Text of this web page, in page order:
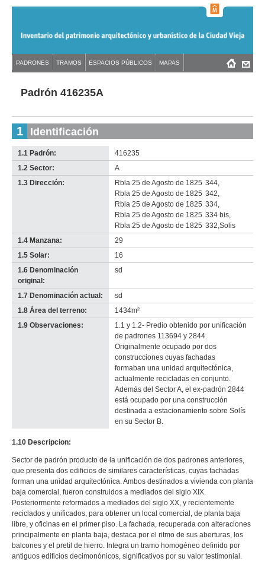
navigation
Back
topPadrón 416235A
1 Identificación
1.1 Padrón:
416235
1.2 Sector:
A
1.3 Dirección:
Rbla 25 de Agosto de 1825 344,
Rbla 25 de Agosto de 1825 342,
Rbla 25 de Agosto de 1825 334,
Rbla 25 de Agosto de 1825 334 bis,
Rbla 25 de Agosto de 1825 332,Solis
1.4 Manzana:
29
1.5 Solar:
16
1.6 Denominación
original:
sd
1.7 Denominación actual:
sd
1.8 Área del terreno:
1434m²
1.9 Observaciones:
1.1 y 1.2- Predio obtenido por unificación
de padrones 113694 y 2844.
Originalmente ocupado por dos
construcciones cuyas fachadas
formaban una unidad arquitectónica,
actualmente recicladas en conjunto.
Además del Sector A, el ex-padrón 2844
está ocupado por una construcción
destinada a estacionamiento sobre Solís
en su Sector B.
1.10 Descripcion:
Sector de padrón producto de la unificación de dos padrones anteriores,
que presenta dos edificios de similares características, cuyas fachadas
forman una unidad arquitectónica. Ambos destinados a vivienda con planta
baja comercial, fueron construidos a mediados del siglo XIX.
Posteriormente reformados a mediados del siglo XX, y recientemente
reciclados y unificados, para obtener un local comercial, de planta baja
libre, y oficinas en el primer piso. La fachada, recuperada con alteraciones
principalmente en planta baja, destaca por el ritmo de sus aberturas, los
balcones y el pretil de hierro. Integra un tramo homogéneo definido por
antiguos edificios decimonónicos, significativos por su valor testimonial.
Back
to Menú
PADRONES TRAMOS ESPACIOS PÚBLICOS MAPAS